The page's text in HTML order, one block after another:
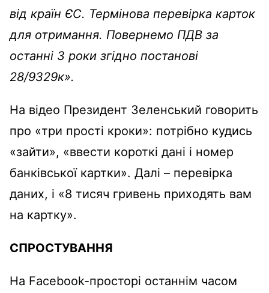
від країн ЄС. Термiнова перевiрка карток
для отримання. Повернемо ПДВ за
останнi 3 роки згiдно постанові
28/9329к».
На відео Президент Зеленський говорить
про «три прості кроки»: потрібно кудись
«зайти», «ввести короткі дані і номер
банківської картки». Далі – перевірка
даних, і «8 тисяч гривень приходять вам
на картку».
СПРОСТУВАННЯ
На Facebook-просторі останнім часом